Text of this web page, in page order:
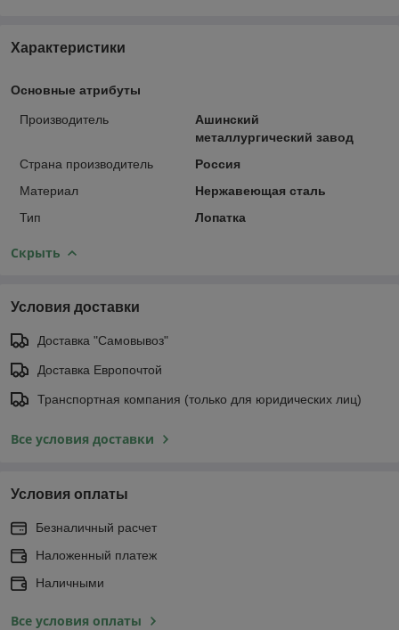
Характеристики
Основные атрибуты
Производитель
Ашинский
металлургический завод
Страна производитель
Россия
Материал
Нержавеющая сталь
Тип
Лопатка
Скрыть
Условия доставки
Доставка "Самовывоз"
Доставка Европочтой
Транспортная компания (только для юридических лиц)
Все условия доставки
Условия оплаты
Безналичный расчет
Наложенный платеж
Наличными
Все условия оплаты